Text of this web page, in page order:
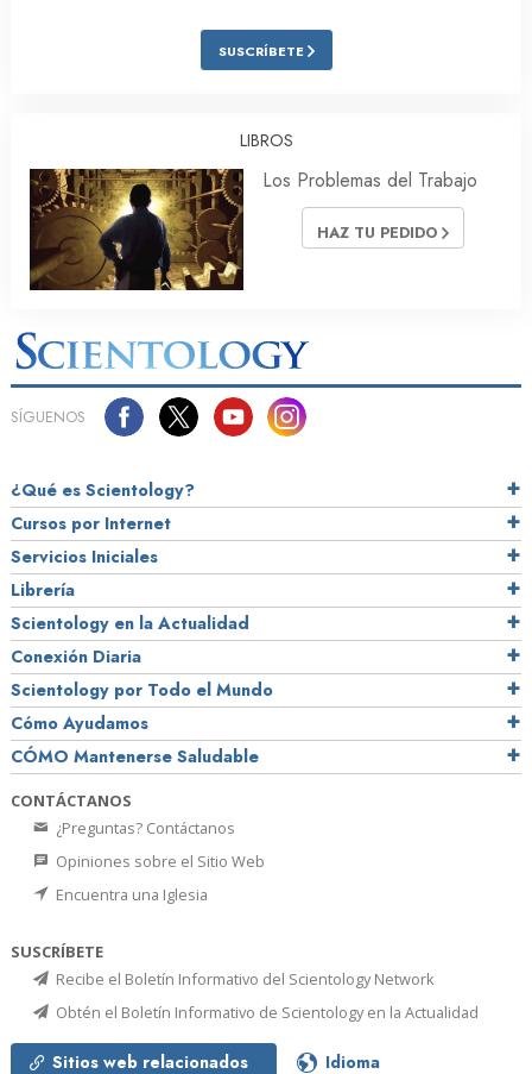
SUSCRÍBETE
LIBROS
Los Problemas del Trabajo
HAZ TU PEDIDO
SÍGUENOS
¿Qué es Scientology?
Cursos por Internet
Servicios Iniciales
Librería
Scientology en la Actualidad
Conexión Diaria
Scientology por Todo el Mundo
Cómo Ayudamos
CÓMO Mantenerse Saludable
CONTÁCTANOS
¿Preguntas? Contáctanos
Opiniones sobre el Sitio Web
Encuentra una Iglesia
SUSCRÍBETE
Recibe el Boletín Informativo del Scientology Network
Obtén el Boletín Informativo de Scientology en la Actualidad
Sitios web relacionados Idioma